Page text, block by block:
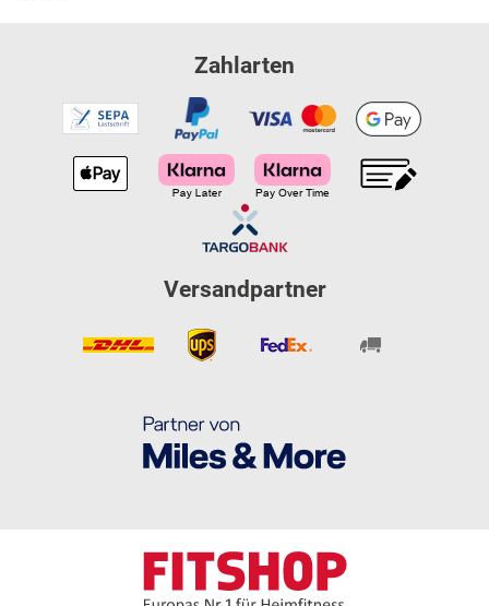
Zahlarten
Versandpartner